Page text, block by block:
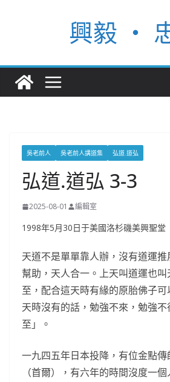
興毅 ‧
吳老前人 吳老前人講道集 弘道.道弘
弘道.道弘 3-3
2025-08-01 編輯室
1998年5月30日于美國洛杉磯美興聖堂
天道不是單單靠人辦，沒有道運
幫助，天人合一。上天叫道運也
至，配合這天時有緣的原胎佛子
天時沒有的話，勉強不來，勉強
至」。
一九四五年日本投降，有位金點
（首爾），有六年的時間沒度一